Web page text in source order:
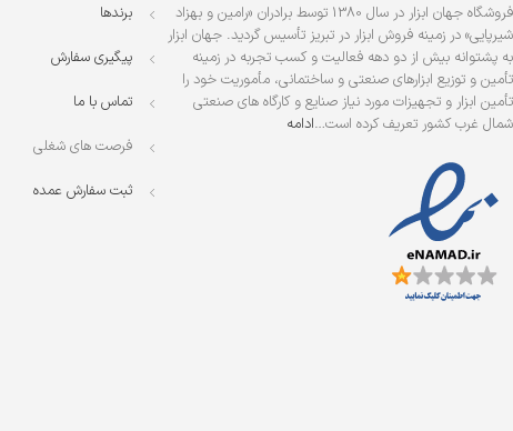
فروشگاه جهان ابزار در سال 1380 توسط برادران «رامین و بهزاد
شیرپایی» در زمینه فروش ابزار در تبریز تأسیس گردید. جهان ابزار
به پشتوانه بیش از دو دهه فعالیت و کسب تجربه در زمینه
تأمین و توزیع ابزارهای صنعتی و ساختمانی، مأموریت خود را
تأمین ابزار و تجهیزات مورد نیاز صنایع و کارگاه های صنعتی
شمال غرب کشور تعریف کرده است…ادامه
برندها
پیگیری سفارش
تماس با ما
فرصت های شغلی
ثبت سفارش عمده